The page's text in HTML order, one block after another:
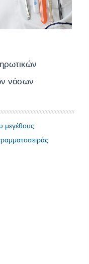
νόσων
μεγέθους